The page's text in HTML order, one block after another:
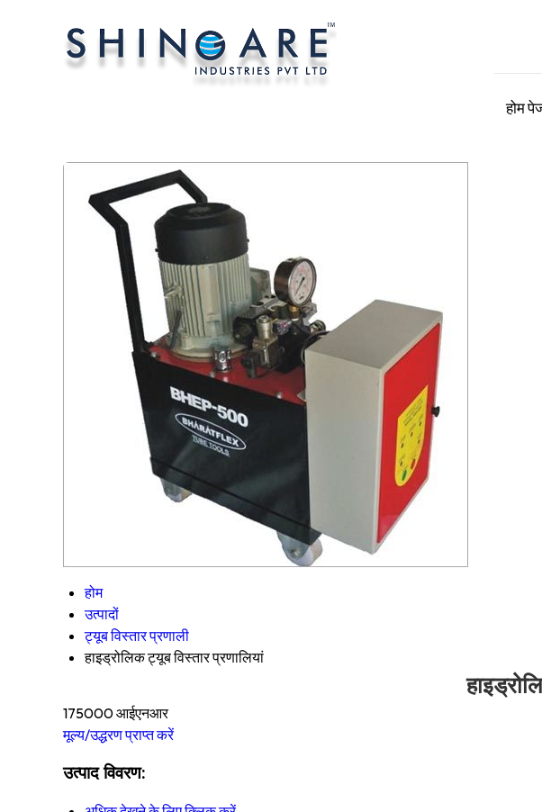
होम
होम
उत्पादों
ट्यूब विस्तार प्रणाली
हाइड्रोलिक ट्यूब विस्तार प्रणालियां
175000 आईएनआर
मूल्य/उद्धरण प्राप्त करें
उत्पाद विवरण: